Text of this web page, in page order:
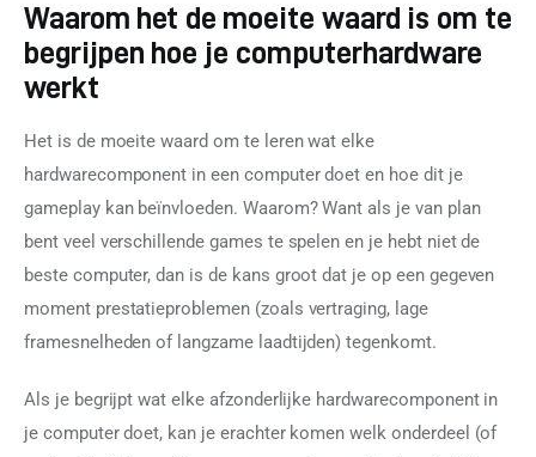
Waarom het de moeite waard is om te
begrijpen hoe je computerhardware
werkt
Het is de moeite waard om te leren wat elke
hardwarecomponent in een computer doet en hoe dit je
gameplay kan beïnvloeden. Waarom? Want als je van plan
bent veel verschillende games te spelen en je hebt niet de
beste computer, dan is de kans groot dat je op een gegeven
moment prestatieproblemen (zoals vertraging, lage
framesnelheden of langzame laadtijden) tegenkomt.
Als je begrijpt wat elke afzonderlijke hardwarecomponent in
je computer doet, kan je erachter komen welk onderdeel (of